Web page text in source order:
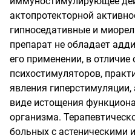
актопротекторной
гипноседативные и
препарат не обладает
его применении, в
психостимуляторов,
явления
виде истощения
организма.
больных с астеническими